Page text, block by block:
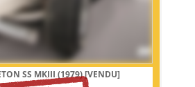
SS MKIII (1979)[VENDU]